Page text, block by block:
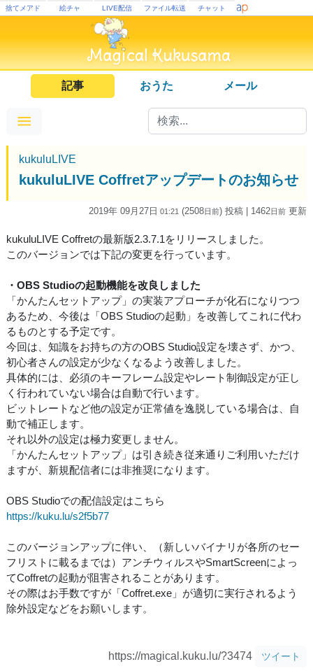
捨てメアド 絵チャ LIVE配信 ファイル転送 チャット
記事 おうた メール
kukuluLIVE
kukuluLIVE Coffretアップデートのお知らせ
2019年 09月27日 01:21 (2508日前) 投稿 | 1462日前 更新
kukuluLIVE Coffretの最新版2.3.7.1をリリースしました。
このバージョンでは下記の変更を行っています。
・OBS Studioの起動機能を改良しました
「かんたんセットアップ」の実装アプローチが化石になりつつ
あるため、今後は「OBS Studioの起動」を改善してこれに代わ
るものとする予定です。
今回は、知識をお持ちの方のOBS Studio設定を壊さず、かつ、
初心者さんの設定が少なくなるよう改善しました。
具体的には、必須のキーフレーム設定やレート制御設定が正し
く行われていない場合は自動で行います。
ビットレートなど他の設定が正常値を逸脱している場合は、自
動で補正します。
それ以外の設定は極力変更しません。
「かんたんセットアップ」は引き続き従来通りご利用いただけ
ますが、新規配信者には非推奨になります。
OBS Studioでの配信設定はこちら
https://kuku.lu/s2f5b77
このバージョンアップに伴い、（新しいバイナリが各所のセー
フリストに載るまでは）アンチウィルスやSmartScreenによっ
てCoffretの起動が阻害されることがあります。
その際はお手数ですが「Coffret.exe」が適切に実行されるよう
除外設定などをお願いします。
https://magical.kuku.lu/?3474 ツイート